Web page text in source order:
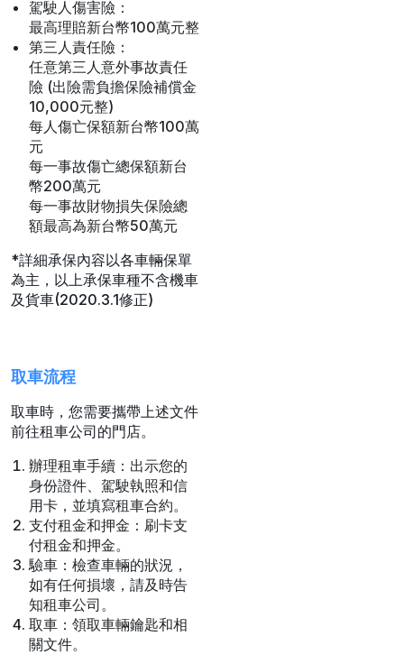
駕駛人傷害險：
最高理賠新台幣100萬元整
第三人責任險：
任意第三人意外事故責任
險 (出險需負擔保險補償金
10,000元整)
每人傷亡保額新台幣100萬
元
每一事故傷亡總保額新台
幣200萬元
每一事故財物損失保險總
額最高為新台幣50萬元
*詳細承保內容以各車輛保單
為主，以上承保車種不含機車
及貨車(2020.3.1修正)
取車流程
取車時，您需要攜帶上述文件
前往租車公司的門店。
辦理租車手續：出示您的
身份證件、駕駛執照和信
用卡，並填寫租車合約。
支付租金和押金：刷卡支
付租金和押金。
驗車：檢查車輛的狀況，
如有任何損壞，請及時告
知租車公司。
取車：領取車輛鑰匙和相
關文件。